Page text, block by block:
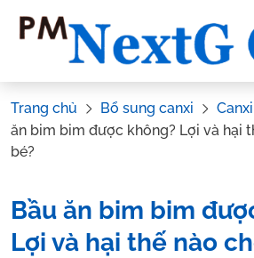
Trang chủ Bổ sung canxi
ăn bim bim được không? Lợi và hại
bé?
Bầu ăn bim bim
Lợi và hại thế nào